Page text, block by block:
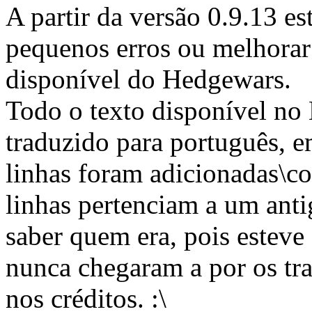
A partir da versão 0.9.13
pequenos erros ou
disponível do Hedgewars.
Todo o texto disponível no
traduzido para português,
linhas foram
linhas pertenciam a um
saber quem era, pois
nunca chegaram a por os
nos créditos. :\